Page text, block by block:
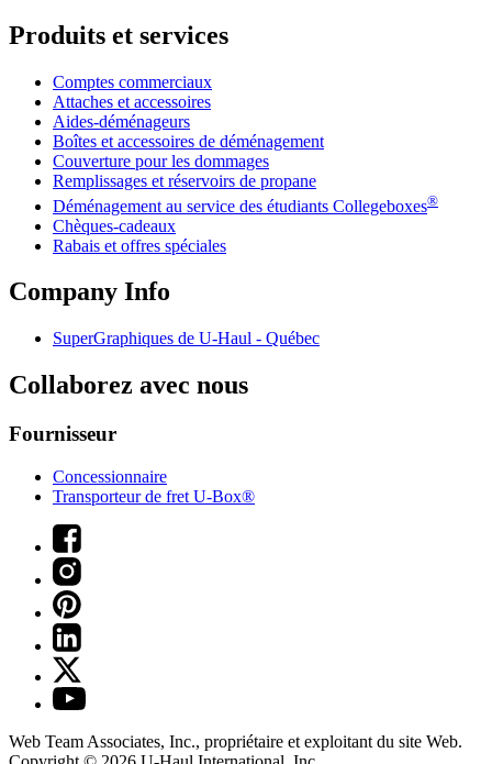
Produits et services
Comptes commerciaux
Attaches et accessoires
Aides-déménageurs
Boîtes et accessoires de déménagement
Couverture pour les dommages
Remplissages et réservoirs de propane
Déménagement au service des étudiants Collegeboxes®
Chèques-cadeaux
Rabais et offres spéciales
Company Info
SuperGraphiques de U-Haul - Québec
Collaborez avec nous
Fournisseur
Concessionnaire
Transporteur de fret U-Box®
Web Team Associates, Inc., propriétaire et exploitant du site Web.